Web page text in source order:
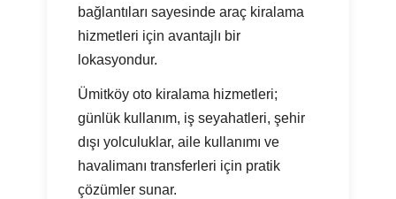
bağlantıları sayesinde araç kiralama
hizmetleri için avantajlı bir
lokasyondur.
Ümitköy oto kiralama hizmetleri;
günlük kullanım, iş seyahatleri, şehir
dışı yolculuklar, aile kullanımı ve
havalimanı transferleri için pratik
çözümler sunar.